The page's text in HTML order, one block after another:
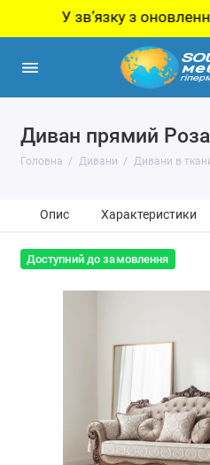
У звʼязку з оновленням
Диван прямий
Головна Дивани Дивани в
Опис Характеристики
Доступний до замовлення